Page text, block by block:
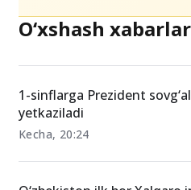
O‘xshash xabarlar
yetkaziladi